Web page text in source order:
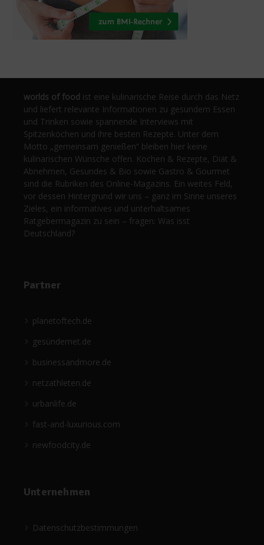
worlds of food ist eine kulinarische Reise durch das Netz
und liefert relevante Informationen zu gesundem Essen
und Trinken sowie spannende Interviews mit
Spitzenköchen und ihre besten Rezepte. Unter dem
Motto „gemeinsam genießen“ bleiben hier keine
kulinarischen Wünsche offen. Kochen & Rezepte, Diät &
Abnehmen, Gesundes & Bio sowie Gastro & Gourmet
sind die Rubriken des Online-Magazins. Ein weites Feld,
vor dessen Hintergrund wir uns – ganz im Sinne unseres
Zieles, ein informatives und unterhaltsames
Ratgebermagazin zu sein – fragen: Was isst
Deutschland?
Partner
planetoftech.de
gesündernet.de
businessandmore.de
netzathleten.de
urbanlife.de
fast-and-luxurious.com
newfoodcity.de
Unternehmen
Datenschutzbestimmungen